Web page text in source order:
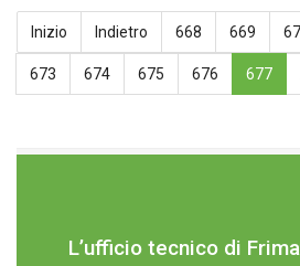
Inizio Indietro 668 669
673 674 675 676 677
L’ufficio tecnico di